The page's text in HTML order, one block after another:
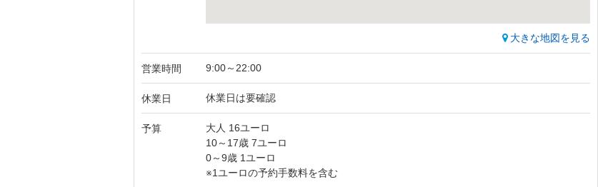
大きな地図を見る
営業時間 9:00～22:00
休業日 休業日は要確認
予算
大人 16ユーロ
10～17歳 7ユーロ
0～9歳 1ユーロ
※1ユーロの予約手数料を含む